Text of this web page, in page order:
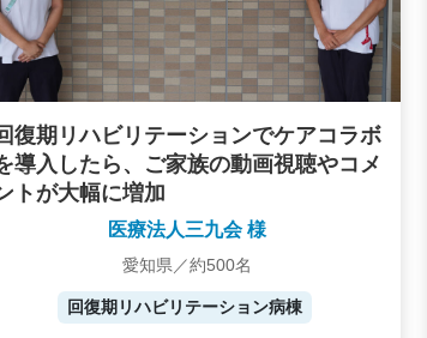
復期リハビリテーションでケアコラボ
導入したら、ご家族の動画視聴やコメ
トが大幅に増加
医療法人三九会 様
愛知県／約500名
回復期リハビリテーション病棟